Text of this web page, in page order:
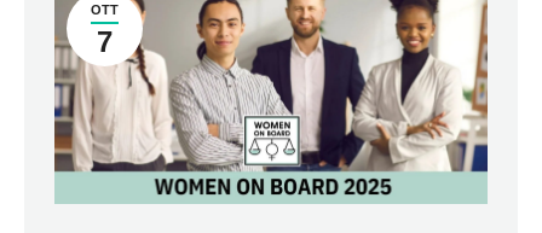
OTT
7